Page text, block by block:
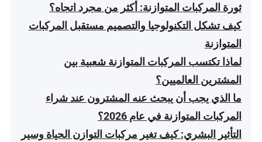
ثورة المركبات المتوازنة: أكثر من مجرد اتجاه؟
كيف تشكل التكنولوجيا والتصميم مستقبل المركبات
المتوازنة
لماذا تكتسب المركبات المتوازنة شعبية بين
المشترين العالميين؟
ما الذي يجب أن يبحث عنه المشترون عند شراء
المركبات المتوازنة في عام 2026؟
التأثير البشري: كيف تغير مركبات التوازن الحياة وسير